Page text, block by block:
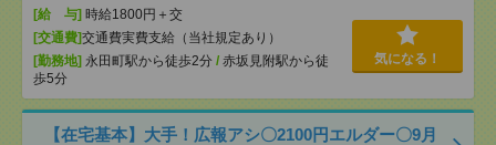
[給 与] 時給1800円＋交
[交通費]交通費実費支給（当社規定あり）
[勤務地] 永田町駅から徒歩2分 / 赤坂見附駅から徒
歩5分
気になる！
【在宅基本】大手！広報アシ〇2100円エルダー〇9月